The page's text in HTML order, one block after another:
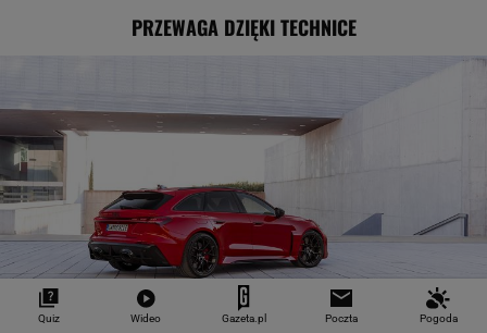
PRZEWAGA DZIĘKI TECHNICE
Quiz Wideo Gazeta.pl Poczta Pogoda